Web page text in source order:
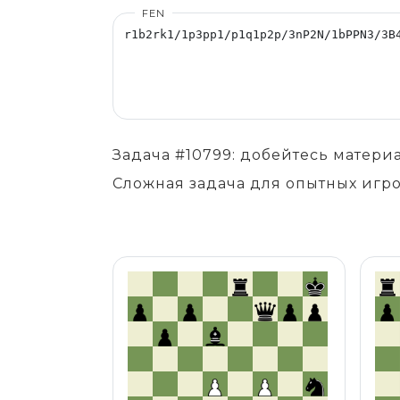
FEN
Задача #10799: добейтесь
Сложная задача для опытных